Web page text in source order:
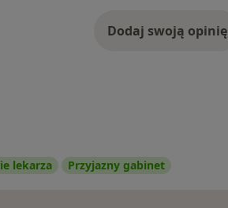
Dodaj swoją opinię
lekarza Przyjazny gabinet